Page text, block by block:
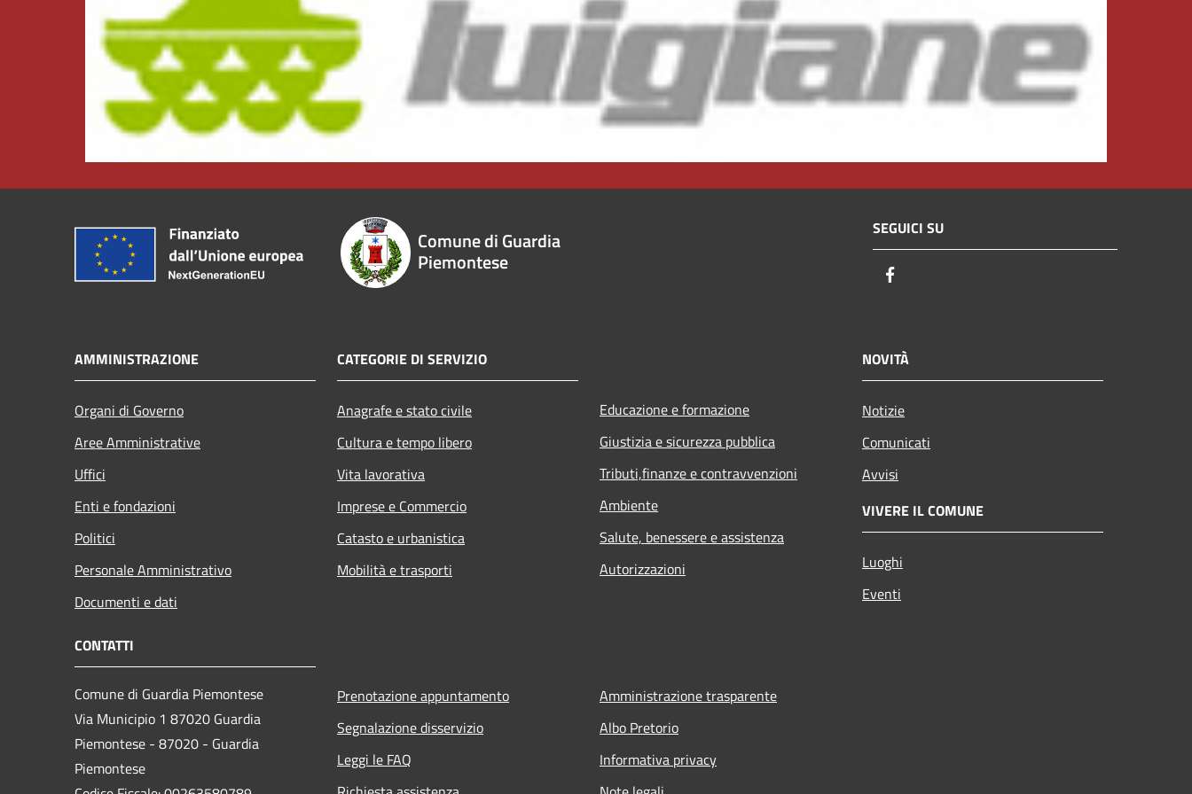
Comune di Guardia
Piemontese
SEGUICI SU
AMMINISTRAZIONE
Organi di Governo
Aree Amministrative
Uffici
Enti e fondazioni
Politici
Personale Amministrativo
Documenti e dati
CATEGORIE DI SERVIZIO
Anagrafe e stato civile
Cultura e tempo libero
Vita lavorativa
Imprese e Commercio
Catasto e urbanistica
Mobilità e trasporti
Educazione e formazione
Giustizia e sicurezza pubblica
Tributi,finanze e contravvenzioni
Ambiente
Salute, benessere e assistenza
Autorizzazioni
NOVITÀ
Notizie
Comunicati
Avvisi
VIVERE IL COMUNE
Luoghi
Eventi
CONTATTI
Comune di Guardia Piemontese
Via Municipio 1 87020 Guardia
Piemontese - 87020 - Guardia
Piemontese
Prenotazione appuntamento
Segnalazione disservizio
Leggi le FAQ
Amministrazione trasparente
Albo Pretorio
Informativa privacy